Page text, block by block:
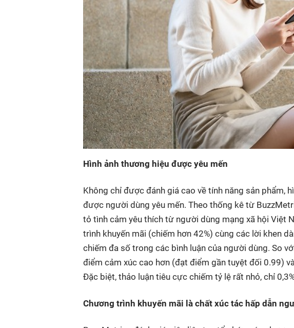
Hình ảnh thương hiệu được yêu mến
Không chỉ được đánh giá cao về tính năng sản phẩm,
được người dùng yêu mến. Theo thống kê từ
tỏ tình cảm yêu thích từ người dùng mạng xã hội Việt
trình khuyến mãi (chiếm hơn 42%) cùng các lời khen
chiếm đa số trong các bình luận của người dùng. So
điểm cảm xúc cao hơn (đạt điểm gần tuyệt đối 0.99)
Đặc biệt, thảo luận tiêu cực chiếm tỷ lệ rất nhỏ, chỉ
Chương trình khuyến mãi là chất xúc tác hấp dẫn